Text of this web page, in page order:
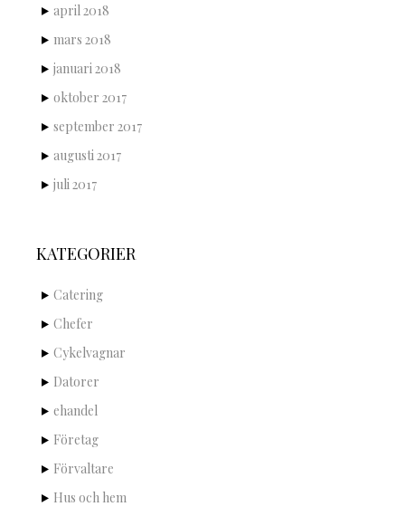
april 2018
mars 2018
januari 2018
oktober 2017
september 2017
augusti 2017
juli 2017
KATEGORIER
Catering
Chefer
Cykelvagnar
Datorer
ehandel
Företag
Förvaltare
Hus och hem